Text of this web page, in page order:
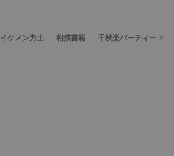
イケメン力士 相撲書籍 千秋楽パーティー